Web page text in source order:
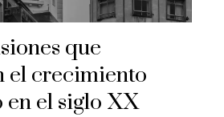
que
el crecimiento
el siglo XX